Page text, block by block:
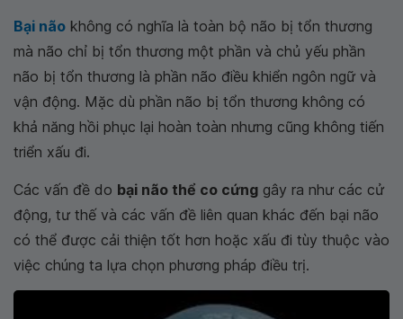
Bại não không có nghĩa là toàn bộ não bị tổn thương
mà não chỉ bị tổn thương một phần và chủ yếu phần
não bị tổn thương là phần não điều khiển ngôn ngữ và
vận động. Mặc dù phần não bị tổn thương không có
khả năng hồi phục lại hoàn toàn nhưng cũng không tiến
triển xấu đi.
Các vấn đề do bại não thể co cứng gây ra như các cử
động, tư thế và các vấn đề liên quan khác đến bại não
có thể được cải thiện tốt hơn hoặc xấu đi tùy thuộc vào
việc chúng ta lựa chọn phương pháp điều trị.